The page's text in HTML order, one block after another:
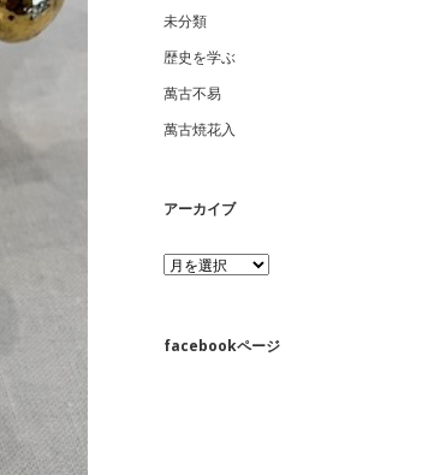
未分類
歴史を学ぶ
萬古不易
萬古焼花入
アーカイブ
ア
ー
ブ
facebookページ